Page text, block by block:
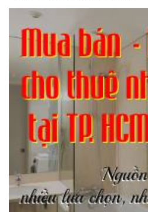
Hồng lâu mộng
(1)
Kỹ năng(18)
Liên Thành quyết(13)
LỘC ĐỈNH KÝ
Nước ngoài
Phi Hồ ngoại truyện (21)